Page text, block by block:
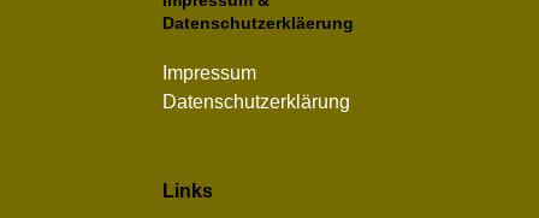
Datenschutzerkläerung
Impressum
Datenschutzerklärung
Links